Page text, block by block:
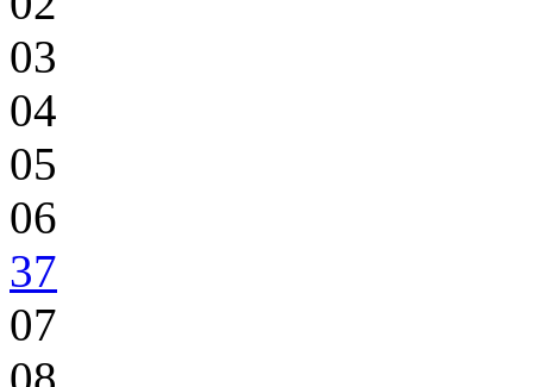
03
04
05
06
37
07